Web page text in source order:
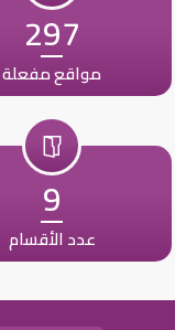
297
مواقع مفعلة
9
عدد الأقسام